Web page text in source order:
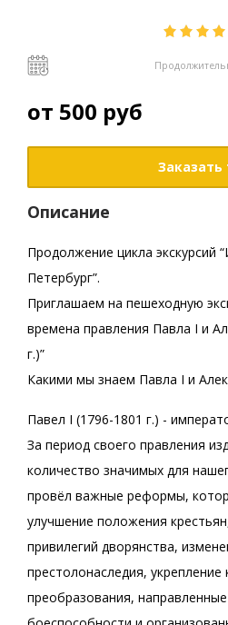
от 500 руб
Заказать
Описание
Продолжение цикла экскурсий
Петербург”.
Приглашаем на пешеходную
времена правления Павла I и
г.)”
Какими мы знаем Павла I и
Павел I (1796-1801 г.) -
За период своего правления
количество значимых для
провёл важные реформы,
улучшение положения
привилегий дворянства,
престолонаследия,
преобразования,